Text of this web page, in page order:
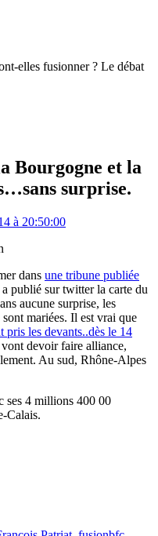
elles fusionner ? Le débat
Bourgogne et la
surprise.
à 20:50:00
dans une tribune publiée
a publié sur twitter la carte du
aucune surprise, les
mariées. Il est vrai que
pris les devants..dès le 14
devoir faire alliance,
Au sud, Rhône-Alpes
ses 4 millions 400 00
Calais.